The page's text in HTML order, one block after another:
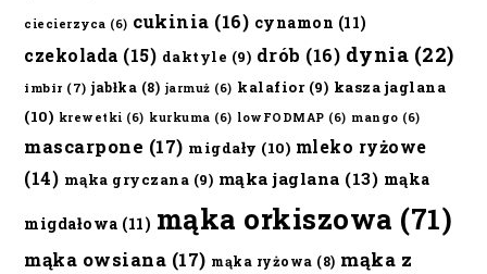
ciecierzyca (6) cukinia (16) cynamon (11)
czekolada (15) daktyle (9) drób (16) dynia (22)
imbir (7) jabłka (8) jarmuż (6) kalafior(9) kasza jaglana
(10) krewetki (6) kurkuma (6) lowFODMAP (6) mango (6)
mascarpone (17) migdały (10) mleko ryżowe
(14) mąka gryczana (9) mąka jaglana (13) mąka
migdałowa (11) mąka orkiszowa (71)
mąka owsiana (17) mąka ryżowa (8) mąka z